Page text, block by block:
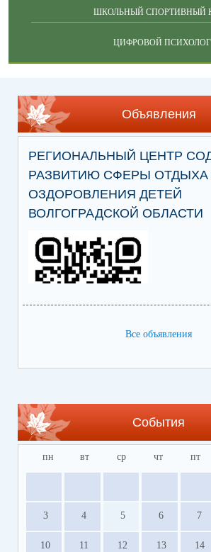
ШКОЛЬНЫЙ СПОРТИВНЫЙ
ЦИФРОВОЙ ПСИХОЛОГ
Объявления
РЕГИОНАЛЬНЫЙ ЦЕНТР
РАЗВИТИЮ СФЕРЫ ОТДЫХА
ОЗДОРОВЛЕНИЯ ДЕТЕЙ
ВОЛГОГРАДСКОЙ ОБЛАСТИ
содействия развитию
https://centrleto.ru
Все объявления
События
пн вт ср чт пт
3 4 5 6 7
10 11 12 13 14